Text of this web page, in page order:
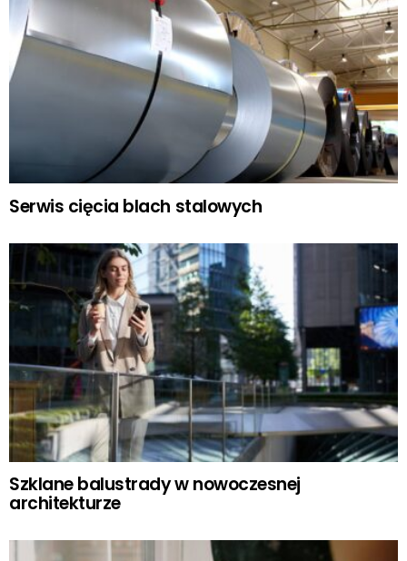
Serwis cięcia blach stalowych
Szklane balustrady w nowoczesnej
architekturze